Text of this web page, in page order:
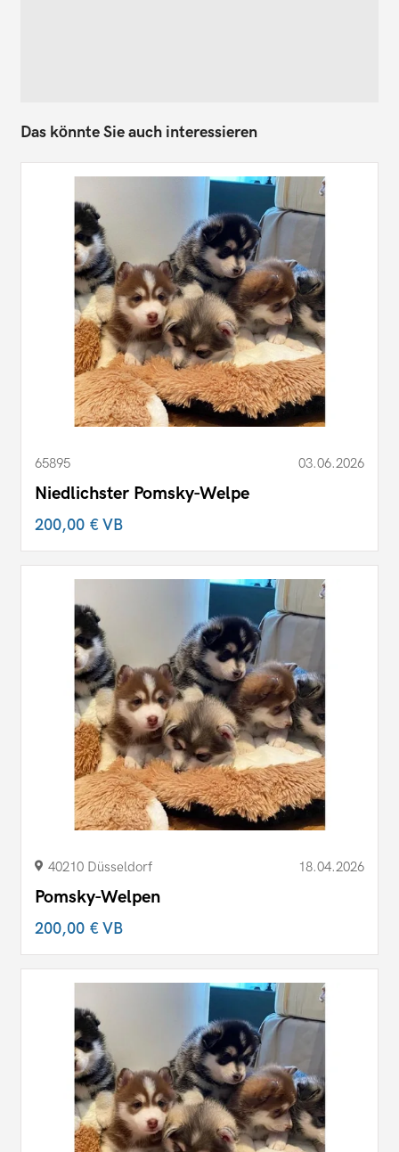
Das könnte Sie auch interessieren
65895 03.06.2026
Niedlichster Pomsky-Welpe
200,00 €VB
40210 Düsseldorf 18.04.2026
Pomsky-Welpen
200,00 €VB